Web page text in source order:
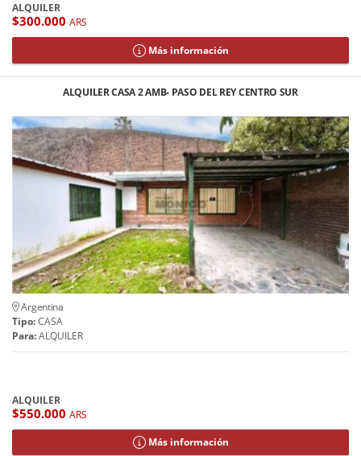
ALQUILER
$300.000 ARS
Más información
ALQUILER CASA 2 AMB- PASO DEL REY CENTRO SUR
Argentina
Tipo:CASA
Para:ALQUILER
ALQUILER
$550.000 ARS
Más información